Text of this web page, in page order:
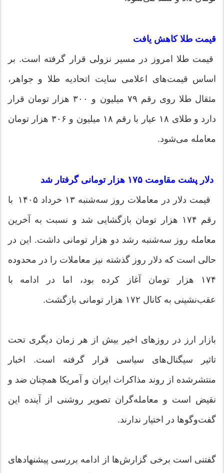
قیمت طلا کاهش یافت
قیمت طلا امروز در مسیر نزولی قرار گرفته است. بر
اساس قیمت‌های اعلامی سایت اتحادیه طلا و جواهر،
مثقال طلا روی رقم ۷۹ میلیون و ۳۰۰ هزار تومان قرار
دارد و طلای ۱۸ عیار با رقم ۱۸ میلیون و ۳۰۶ هزار تومان
معامله می‌شود.
دلار پشت مقاومت ۱۷۵ هزار تومانی گرفتار شد
قیمت دلار در معاملات روز سه‌شنبه ۱۳ خرداد ۱۴۰۵ با
رقم ۱۷۴ هزار تومان بازگشایی شد و نسبت به آخرین
معامله روز سه‌شنبه رشد دو هزار تومانی داشت. این در
حالی است که دلار روز گذشته نیز معاملات را در محدوده
۱۷۴ هزار تومان آغاز کرده بود، اما در ادامه با
عقب‌نشینی به کانال ۱۷۲ هزار تومانی بازگشت.
بازار ارز در روزهای اخیر بیش از هر زمان دیگری تحت
تاثیر سیگنال‌های سیاسی قرار گرفته است. اخبار
منتشرشده از روند مذاکرات ایران و آمریکا همچنان ضد و
نقیض است و معامله‌گران تصویر روشنی از آینده این
گفت‌وگوها در اختیار ندارند.
گفتنی است برخی گزارش‌ها از ادامه بررسی پیشنهادهای